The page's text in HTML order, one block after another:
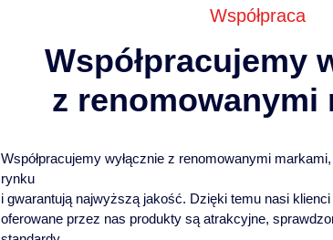
Współpraca
Współpracujemy
z renomowanymi
Współpracujemy wyłącznie z renomowanymi
rynku
i gwarantują najwyższą jakość. Dzięki temu nasi
oferowane przez nas produkty są atrakcyjne,